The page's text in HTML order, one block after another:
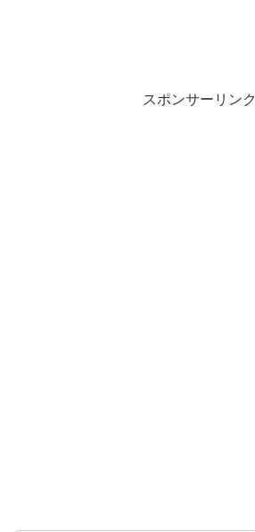
スポンサーリンク